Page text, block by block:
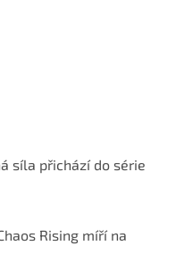
síla přichází do série
Rising míří na